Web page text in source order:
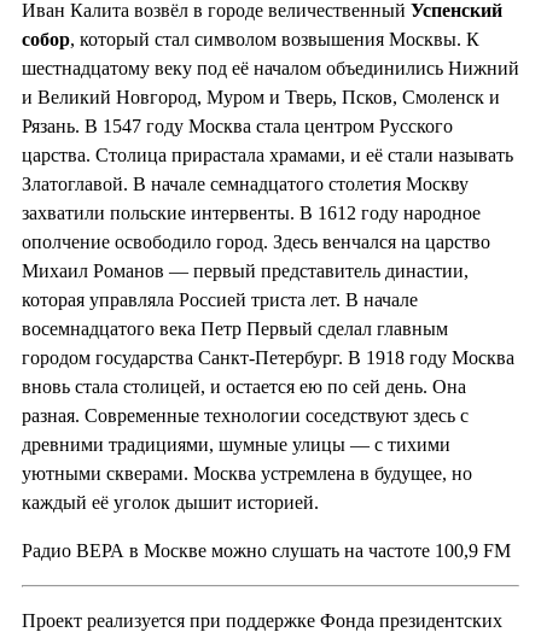
Иван Калита возвёл в городе величественный Успенский
собор, который стал символом возвышения Москвы. К
шестнадцатому веку под её началом объединились Нижний
и Великий Новгород, Муром и Тверь, Псков, Смоленск и
Рязань. В 1547 году Москва стала центром Русского
царства. Столица прирастала храмами, и её стали называть
Златоглавой. В начале семнадцатого столетия Москву
захватили польские интервенты. В 1612 году народное
ополчение освободило город. Здесь венчался на царство
Михаил Романов — первый представитель династии,
которая управляла Россией триста лет. В начале
восемнадцатого века Петр Первый сделал главным
городом государства Санкт-Петербург. В 1918 году Москва
вновь стала столицей, и остается ею по сей день. Она
разная. Современные технологии соседствуют здесь с
древними традициями, шумные улицы — с тихими
уютными скверами. Москва устремлена в будущее, но
каждый её уголок дышит историей.
Радио ВЕРА в Москве можно слушать на частоте 100,9 FM
Проект реализуется при поддержке Фонда президентских